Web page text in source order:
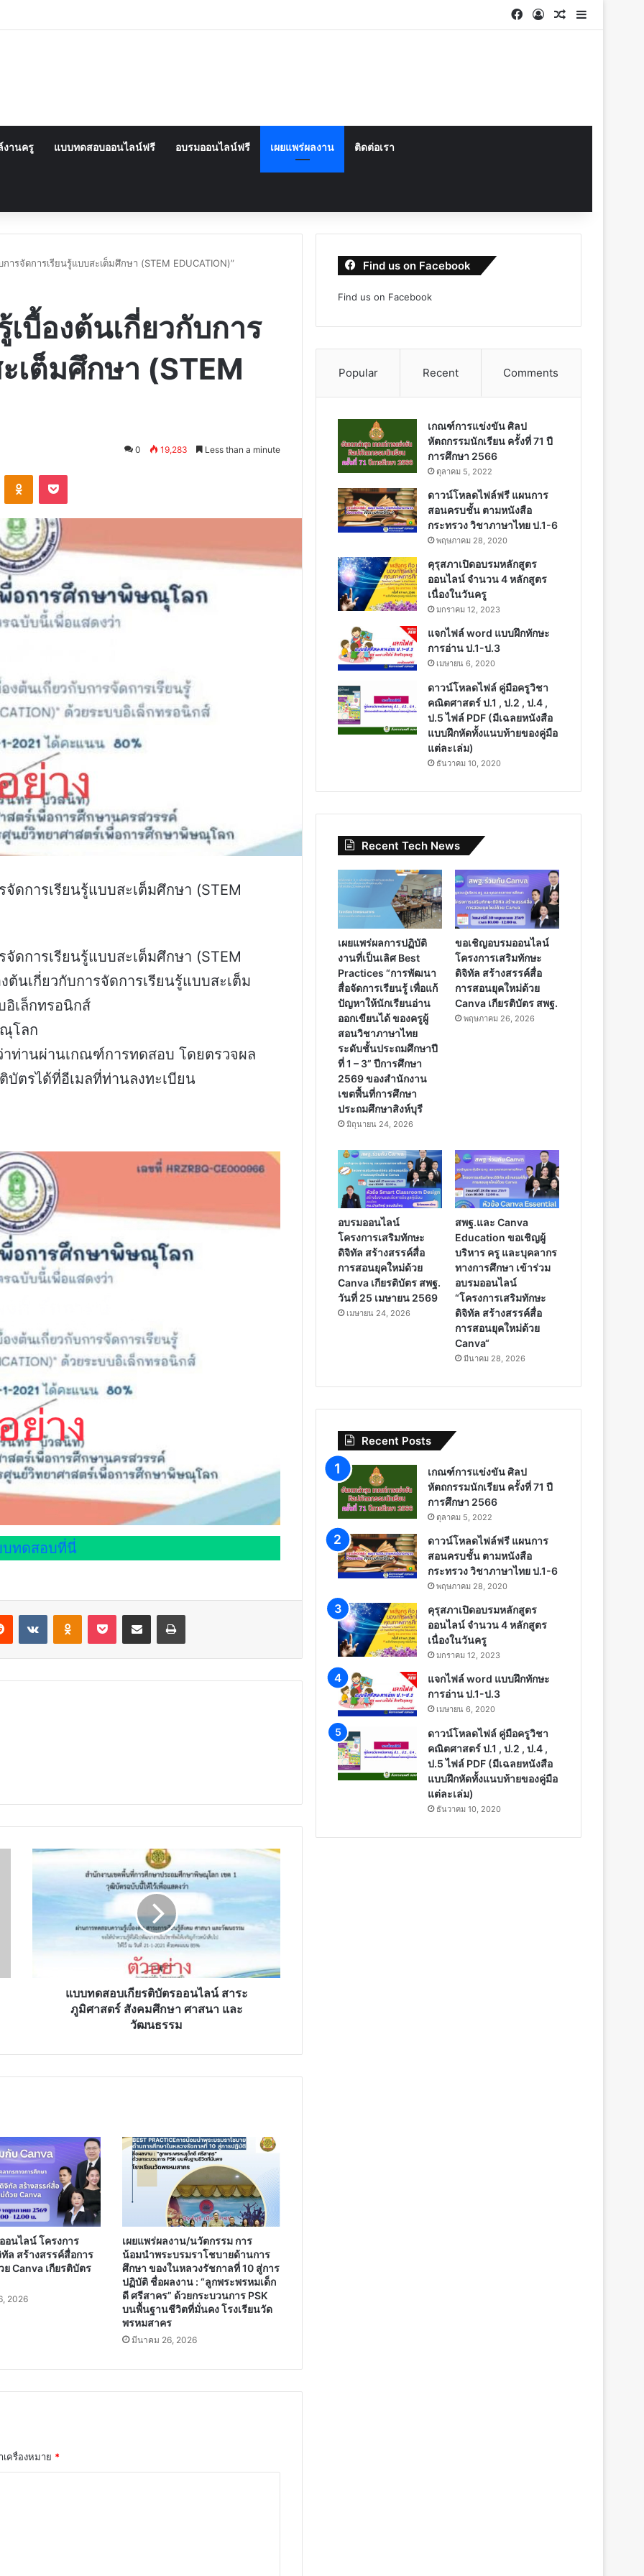
Facebook
Log InRandom
Sidebar
งานครู แบบทดสอบออนไลน์ฟรี อบรมออนไลน์ฟรี เผยแพร่ผลงาน ติดต่อเรา
ารจัดการเรียนรู้แบบสะเต็มศึกษา (STEM EDUCATION)”
บื้องต้นเกี่ยวกับการ
เต็มศึกษา (STEM
0 19,283 Less than a minute
Odnoklassniki
Pocket
ดการเรียนรู้แบบสะเต็มศึกษา (STEM
ดการเรียนรู้แบบสะเต็มศึกษา (STEM
ต้นเกี่ยวกับการจัดการเรียนรู้แบบสะเต็ม
อิเล็กทรอนิกส์
โลก
ท่านผ่านเกณฑ์การทดสอบ โดยตรวจผล
ตรได้ที่อีเมลที่ท่านลงทะเบียน
ทดสอบที่นี่
Reddit VKontakteOdnoklassniki
Pocket Share via Email Print
แบบ
วัฒนธรรม
แบบทดสอบเกียรติบัตรออนไลน์ สาระ
ภูมิศาสตร์ สังคมศึกษา ศาสนา และ
วัฒนธรรม
นไลน์ โครงการ
ล สร้างสรรค์สื่อการ
Canva เกียรติบัตร
2026
เผยแพร่ผลงาน/นวัตกรรม การ
น้อมนำพระบรมราโชบายด้านการ
ศึกษา ของในหลวงรัชกาลที่ 10 สู่การ
ปฏิบัติ ชื่อผลงาน : “ลูกพระพรหมเด็ก
ดี ศรีสาคร” ด้วยกระบวนการ PSK
บนพื้นฐานชีวิตที่มั่นคง โรงเรียนวัด
พรหมสาคร
มีนาคม 26, 2026
ครื่องหมาย *
Find us on Facebook
Find us on Facebook
Popular Recent Comments
เกณฑ์การแข่งขัน ศิลป
หัตถกรรมนักเรียน ครั้งที่ 71 ปี
การศึกษา 2566
ตุลาคม 5, 2022
ดาวน์โหลดไฟล์ฟรี แผนการ
สอนครบชั้น ตามหนังสือ
กระทรวง วิชาภาษาไทย ป.1-6
พฤษภาคม 28, 2020
คุรุสภาเปิดอบรมหลักสูตร
ออนไลน์ จำนวน 4 หลักสูตร
เนื่องในวันครู
มกราคม 12, 2023
แจกไฟล์ word แบบฝึกทักษะ
การอ่าน ป.1-ป.3
เมษายน 6, 2020
ดาวน์โหลดไฟล์ คู่มือครูวิชา
คณิตศาสตร์ ป.1 , ป.2 , ป.4 ,
ป.5 ไฟล์ PDF (มีเฉลยหนังสือ
แบบฝึกหัดทั้งแนบท้ายของคู่มือ
แต่ละเล่ม)
ธันวาคม 10, 2020
Recent Tech News
เผยแพร่ผลการปฏิบัติ
งานที่เป็นเลิศ Best
Practices “การพัฒนา
สื่อจัดการเรียนรู้ เพื่อแก้
ปัญหาให้นักเรียนอ่าน
ออกเขียนได้ ของครูผู้
สอนวิชาภาษาไทย
ระดับชั้นประถมศึกษาปี
ที่ 1 – 3” ปีการศึกษา
2569 ของสำนักงาน
เขตพื้นที่การศึกษา
ประถมศึกษาสิงห์บุรี
มิถุนายน 24, 2026
ขอเชิญอบรมออนไลน์
โครงการเสริมทักษะ
ดิจิทัล สร้างสรรค์สื่อ
การสอนยุคใหม่ด้วย
Canva เกียรติบัตร สพฐ.
พฤษภาคม 26, 2026
อบรมออนไลน์
โครงการเสริมทักษะ
ดิจิทัล สร้างสรรค์สื่อ
การสอนยุคใหม่ด้วย
Canva เกียรติบัตร สพฐ.
วันที่ 25 เมษายน 2569
เมษายน 24, 2026
สพฐ.และ Canva
Education ขอเชิญผู้
บริหาร ครู และบุคลากร
ทางการศึกษา เข้าร่วม
อบรมออนไลน์
“โครงการเสริมทักษะ
ดิจิทัล สร้างสรรค์สื่อ
การสอนยุคใหม่ด้วย
Canva“
มีนาคม 28, 2026
Recent Posts
เกณฑ์การแข่งขัน ศิลป
หัตถกรรมนักเรียน ครั้งที่ 71 ปี
การศึกษา 2566
ตุลาคม 5, 2022
ดาวน์โหลดไฟล์ฟรี แผนการ
สอนครบชั้น ตามหนังสือ
กระทรวง วิชาภาษาไทย ป.1-6
พฤษภาคม 28, 2020
คุรุสภาเปิดอบรมหลักสูตร
ออนไลน์ จำนวน 4 หลักสูตร
เนื่องในวันครู
มกราคม 12, 2023
แจกไฟล์ word แบบฝึกทักษะ
การอ่าน ป.1-ป.3
เมษายน 6, 2020
ดาวน์โหลดไฟล์ คู่มือครูวิชา
คณิตศาสตร์ ป.1 , ป.2 , ป.4 ,
ป.5 ไฟล์ PDF (มีเฉลยหนังสือ
แบบฝึกหัดทั้งแนบท้ายของคู่มือ
แต่ละเล่ม)
ธันวาคม 10, 2020